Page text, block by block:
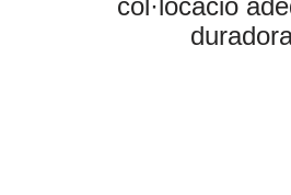
col·locació